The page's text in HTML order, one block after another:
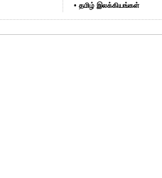
• தமிழ் இலக்கியங்கள்